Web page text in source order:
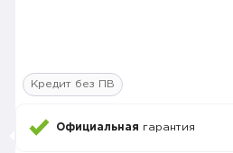
Кредит без ПВ
Официальная гарантия